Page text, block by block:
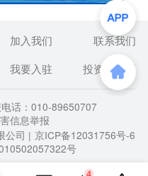
加入我们
联系我们
我要入驻 投资者关系
话：010-89650707
信息举报
公司 | 京ICP备12031756号-6
号